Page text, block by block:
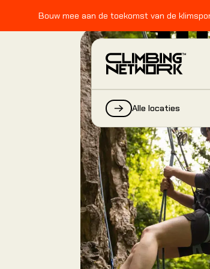
Bouw mee aan de toekomst van de
Alle locaties
INDOOR
Alles over indoor
Alles over indoor
Alles over indoor klimmen